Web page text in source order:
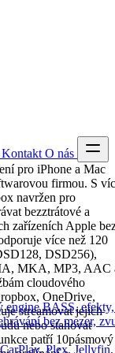
Kontakt O nás
BASS,
bez mezer,
Plex,
pro iPhone a Mac
firmou. S
navržen pro
bezztrátové a
zařízeních Apple
více než 120
DSD256),
MKA, MP3, AAC
cloudového
OneDrive,
streamovat jejich
nebo stahovat
patří 10pásmový